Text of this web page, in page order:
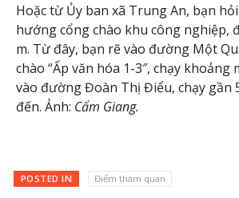
Hoặc từ Ủy ban xã Trung An, bạn
hướng cổng chào khu công nghiệp,
m. Từ đây, bạn rẽ vào đường Một
chào “Ấp văn hóa 1-3″, chạy khoảng
vào đường Đoàn Thị Điểu, chạy gần
đến. Ảnh: Cẩm Giang.
POSTED IN Điểm tham quan